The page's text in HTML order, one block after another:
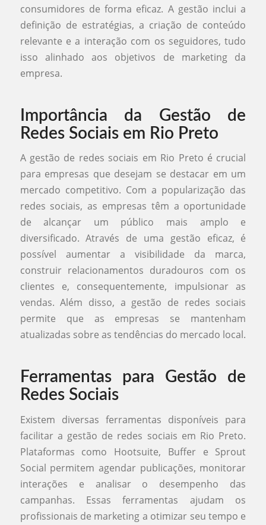
consumidores de forma eficaz. A gestão inclui a
definição de estratégias, a criação de conteúdo
relevante e a interação com os seguidores, tudo
isso alinhado aos objetivos de marketing da
empresa.
Importância da Gestão de
Redes Sociais em Rio Preto
A gestão de redes sociais em Rio Preto é crucial
para empresas que desejam se destacar em um
mercado competitivo. Com a popularização das
redes sociais, as empresas têm a oportunidade
de alcançar um público mais amplo e
diversificado. Através de uma gestão eficaz, é
possível aumentar a visibilidade da marca,
construir relacionamentos duradouros com os
clientes e, consequentemente, impulsionar as
vendas. Além disso, a gestão de redes sociais
permite que as empresas se mantenham
atualizadas sobre as tendências do mercado local.
Ferramentas para Gestão de
Redes Sociais
Existem diversas ferramentas disponíveis para
facilitar a gestão de redes sociais em Rio Preto.
Plataformas como Hootsuite, Buffer e Sprout
Social permitem agendar publicações, monitorar
interações e analisar o desempenho das
campanhas. Essas ferramentas ajudam os
profissionais de marketing a otimizar seu tempo e